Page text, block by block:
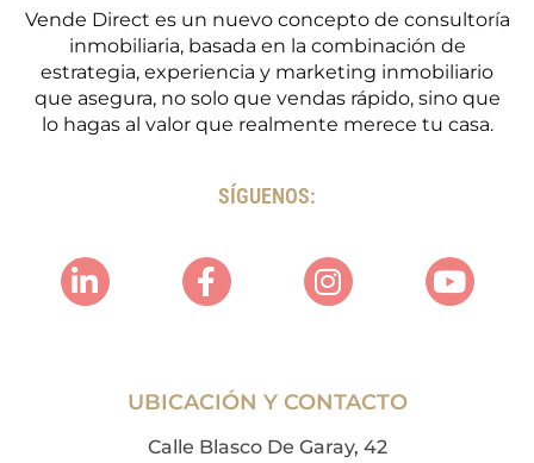
Vende Direct es un nuevo concepto de consultoría
inmobiliaria, basada en la combinación de
estrategia, experiencia y marketing inmobiliario
que asegura, no solo que vendas rápido, sino que
lo hagas al valor que realmente merece tu casa.
SÍGUENOS:
UBICACIÓN Y CONTACTO
Calle Blasco De Garay, 42